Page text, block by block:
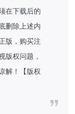
在下载后的
删除上述内
版，购买注
版权问题，
解！【版权